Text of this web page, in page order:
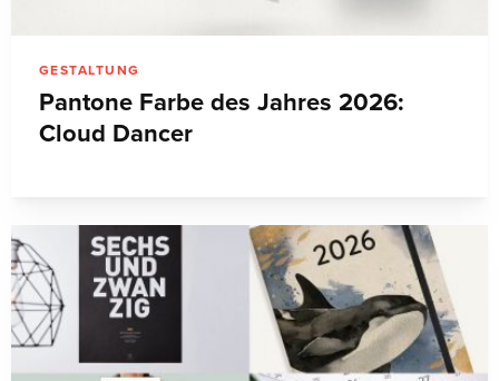
GESTALTUNG
Pantone Farbe des Jahres 2026:
Cloud Dancer